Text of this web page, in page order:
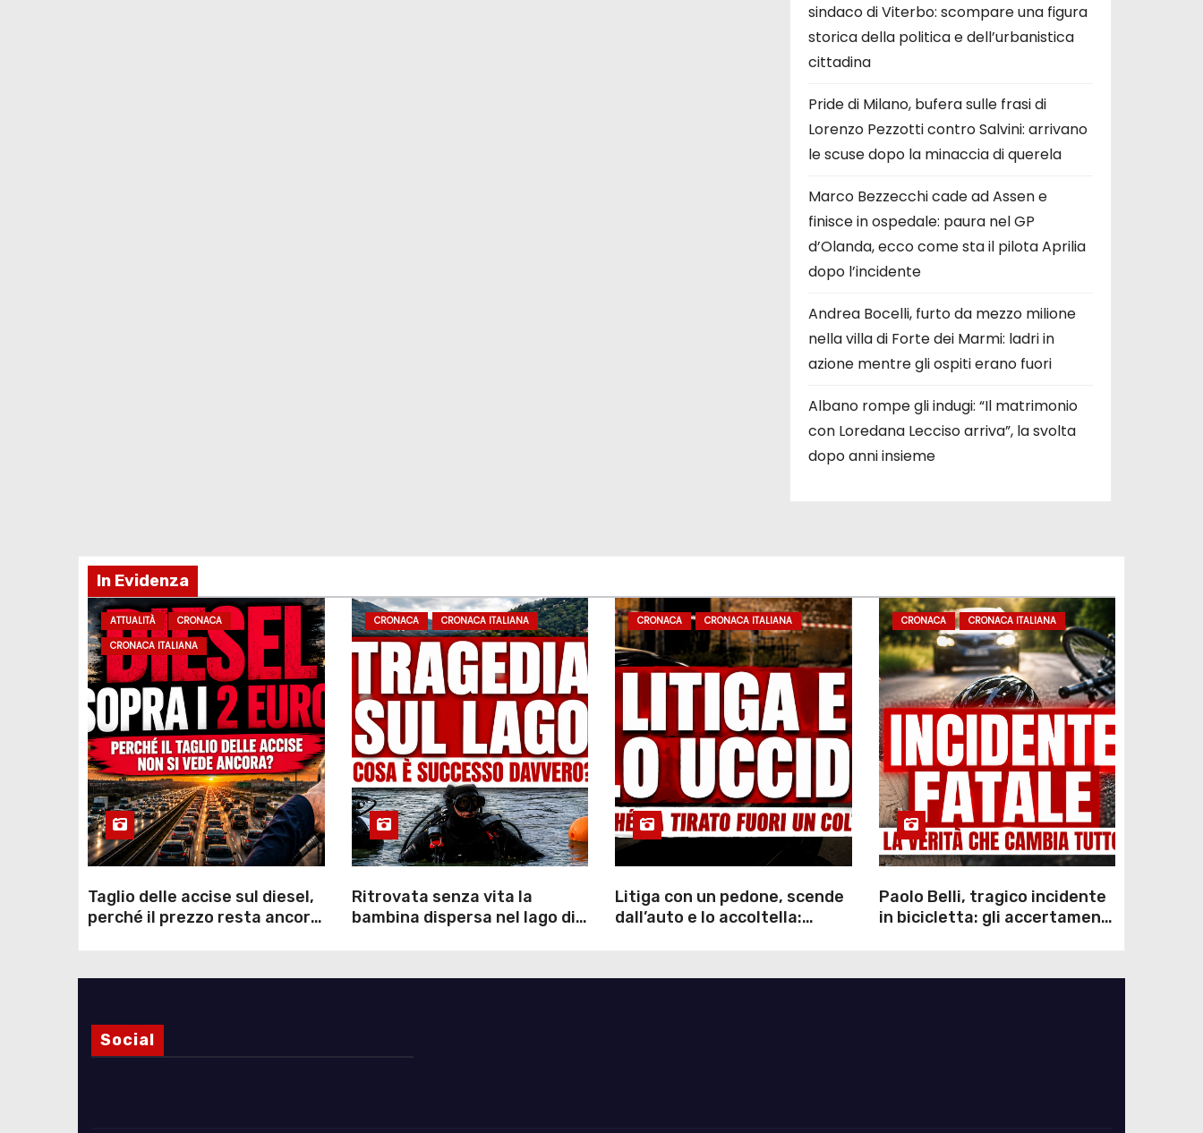
sindaco di Viterbo: scompare una figura
storica della politica e dell’urbanistica
cittadina
Pride di Milano, bufera sulle frasi di
Lorenzo Pezzotti contro Salvini: arrivano
le scuse dopo la minaccia di querela
Marco Bezzecchi cade ad Assen e
finisce in ospedale: paura nel GP
d’Olanda, ecco come sta il pilota Aprilia
dopo l’incidente
Andrea Bocelli, furto da mezzo milione
nella villa di Forte dei Marmi: ladri in
azione mentre gli ospiti erano fuori
Albano rompe gli indugi: “Il matrimonio
con Loredana Lecciso arriva”, la svolta
dopo anni insieme
In Evidenza
ATTUALITÀ
CRONACA
CRONACA ITALIANA
Taglio delle accise sul diesel,
perché il prezzo resta ancora
CRONACA CRONACA ITALIANA
Ritrovata senza vita la
bambina dispersa nel lago di
CRONACA CRONACA ITALIANA
Litiga con un pedone, scende
dall’auto e lo accoltella:
CRONACA CRONACA ITALIANA
Paolo Belli, tragico incidente
in bicicletta: gli accertamenti
chiarire
Social